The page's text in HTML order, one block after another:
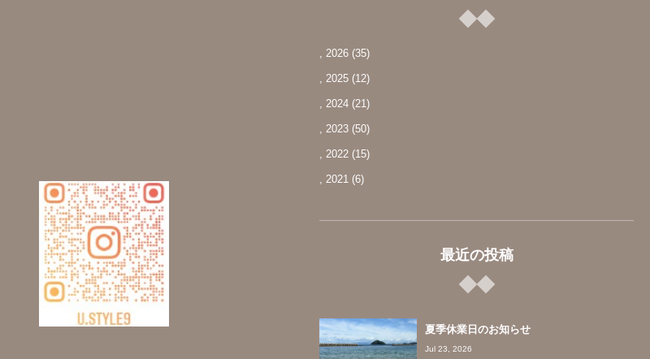
, 2026 (35)
, 2025 (12)
, 2024 (21)
, 2023 (50)
, 2022 (15)
, 2021 (6)
最近の投稿
夏季休業日のお知らせ
Jul 23, 2026